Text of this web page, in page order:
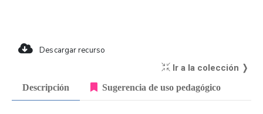
Descargar recurso
Ir a la colección ❭
Descripción Sugerencia de uso pedagógico